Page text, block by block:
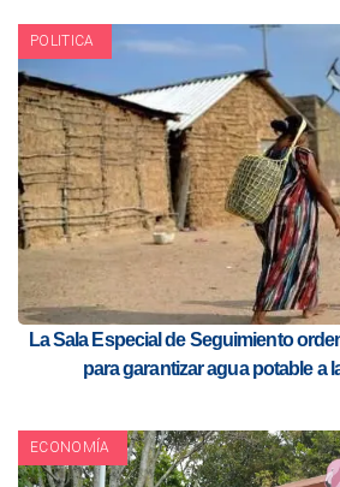
POLITICA
La Sala Especial de Seguimiento
para garantizar agua potable a
ECONOMÍA